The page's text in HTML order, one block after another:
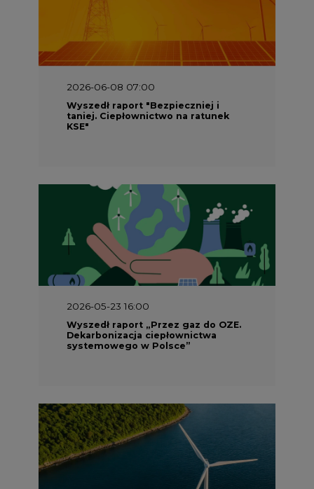
2026-06-08 07:00
Wyszedł raport "Bezpieczniej i
taniej. Ciepłownictwo na ratunek
KSE"
2026-05-23 16:00
Wyszedł raport „Przez gaz do OZE.
Dekarbonizacja ciepłownictwa
systemowego w Polsce”